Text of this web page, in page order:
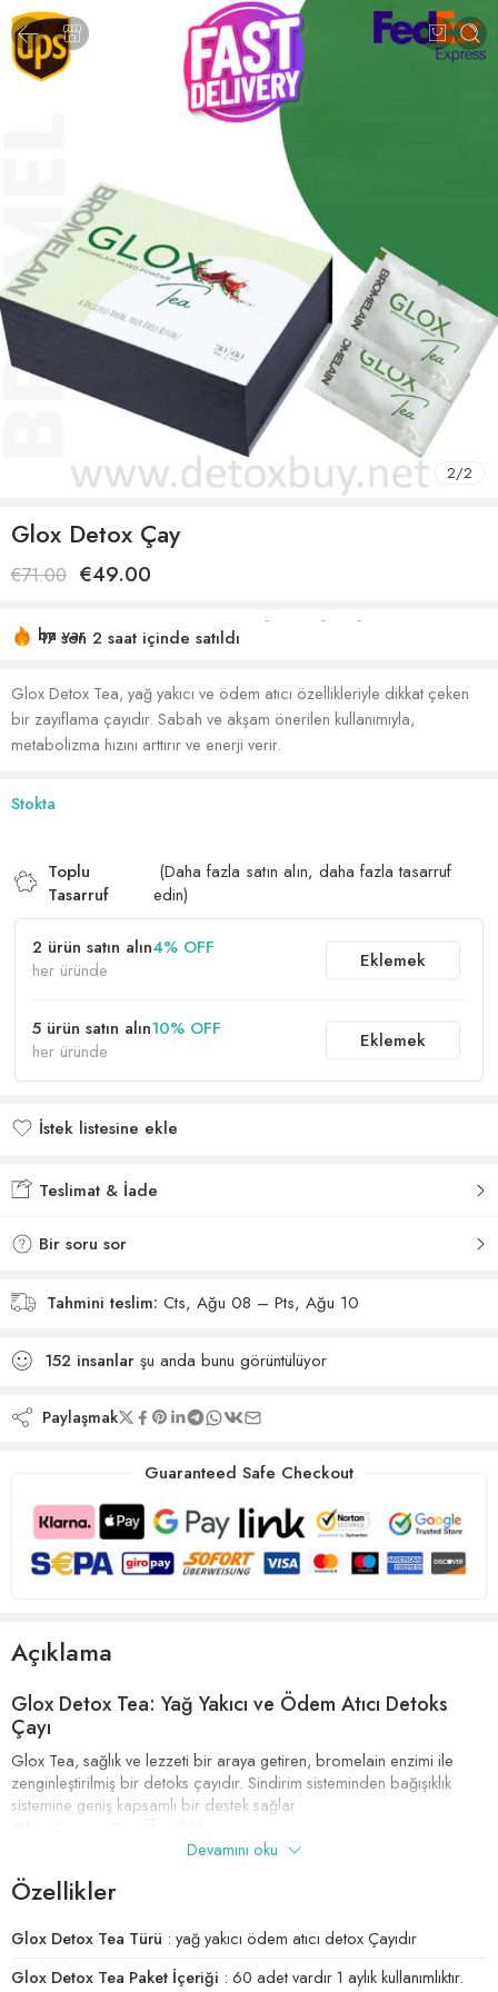
2/2
Glox Detox Çay
€71.00 €49.00
17 son 2 saat içinde satıldı
bu var
Glox Detox Tea, yağ yakıcı ve ödem atıcı özellikleriyle dikkat çeken
bir zayıflama çayıdır. Sabah ve akşam önerilen kullanımıyla,
metabolizma hızını arttırır ve enerji verir.
Stokta
Toplu
Tasarruf
(Daha fazla satın alın, daha fazla tasarruf
edin)
2 ürün satın alın4% OFF
her üründe
Eklemek
5 ürün satın alın10% OFF
her üründe
Eklemek
İstek listesine ekle
Teslimat & İade
Bir soru sor
Tahmini teslim: Cts, Ağu 08 – Pts, Ağu 10
152 insanlar şu anda bunu görüntülüyor
Paylaşmak
Guaranteed Safe Checkout
Açıklama
Glox Detox Tea: Yağ Yakıcı ve Ödem Atıcı Detoks
Çayı
Glox Tea, sağlık ve lezzeti bir araya getiren, bromelain enzimi ile
zenginleştirilmiş bir detoks çayıdır. Sindirim sisteminden bağışıklık
sistemine geniş kapsamlı bir destek sağlar
Glox Detox Tea, yağ yakıcı ve ödem atıcı özellikleriyle öne çıkan bir
detoks çayıdır. İçeriğinde bulunan doğal bileşenler, metabolizma
zamanda, enerji seviyelerini arttırarak günlük aktivitelerde daha enerjik
olmanıza yardımcı olur.
Devamını oku
Özellikler
Glox Detox Tea Türü : yağ yakıcı ödem atıcı detox Çayıdır
Glox Detox Tea Paket İçeriği : 60 adet vardır 1 aylık kullanımlıktır.